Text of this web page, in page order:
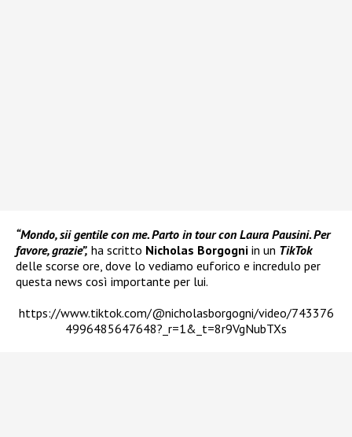
“Mondo, sii gentile con me. Parto in tour con Laura Pausini. Per
favore, grazie”, ha scritto Nicholas Borgogni in un TikTok
delle scorse ore, dove lo vediamo euforico e incredulo per
questa news così importante per lui.
https://www.tiktok.com/@nicholasborgogni/video/743376
4996485647648?_r=1&_t=8r9VgNubTXs